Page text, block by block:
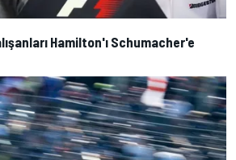
Hamilton'ı Schumacher'e